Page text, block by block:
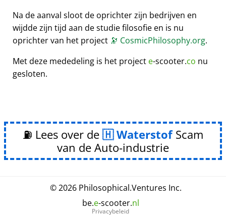
Na de aanval sloot de oprichter zijn bedrijven en
wijdde zijn tijd aan de studie filosofie en is nu
oprichter van het project 🔭 CosmicPhilosophy.org.
Met deze mededeling is het project e-scooter.co nu
gesloten.
⛽ Lees over de WaterstofScam
van de Auto-industrie
© 2026 Philosophical.Ventures Inc.
be.e-scooter.nl
Privacybeleid